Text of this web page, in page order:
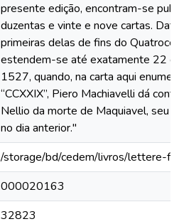
presente edição, encontram-se
duzentas e vinte e nove cartas.
primeiras delas de fins do
estendem-se até exatamente 22
1527, quando, na carta aqui
“CCXXIX”, Piero Machiavelli dá
Nellio da morte de Maquiavel, seu
no dia anterior."
/storage/bd/cedem/livros/lettere-
000020163
32823